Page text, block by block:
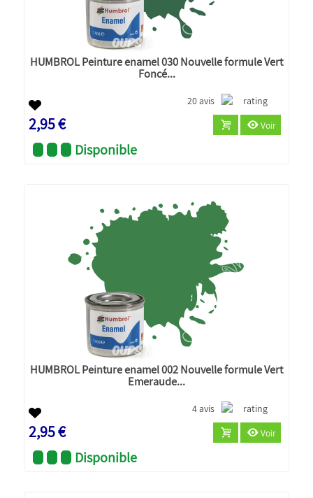
HUMBROL Peinture enamel 030 Nouvelle formule Vert
Foncé...
20 avis
2,95 € Voir
Disponible
HUMBROL Peinture enamel 002 Nouvelle formule Vert
Emeraude...
4 avis
2,95 € Voir
Disponible